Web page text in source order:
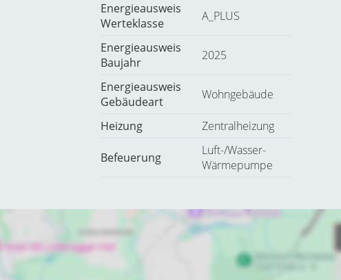
Energieausweis
Werteklasse
A_PLUS
Energieausweis
Baujahr
2025
Energieausweis
Gebäudeart
Wohngebäude
Heizung Zentralheizung
Befeuerung
Luft-/Wasser-
Wärmepumpe